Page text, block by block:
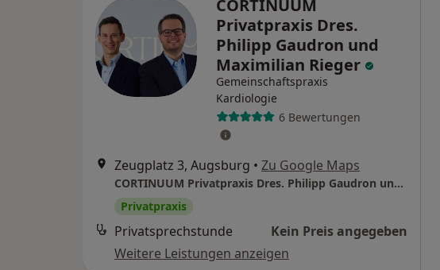
CORTINUUM
Privatpraxis Dres.
Philipp Gaudron und
Maximilian Rieger
Gemeinschaftspraxis
Kardiologie
6 Bewertungen
Zeugplatz 3, Augsburg • Zu Google Maps
CORTINUUM Privatpraxis Dres. Philipp Gaudron und Maximilian Rieger
Privatpraxis
Privatsprechstunde
Kein Preis angegeben
Weitere Leistungen anzeigen